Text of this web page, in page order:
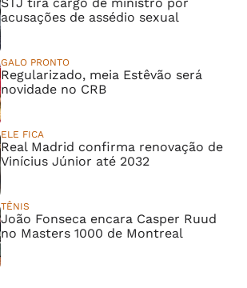
acusações de assédio sexual
GALO PRONTO
Regularizado, meia Estêvão será
novidade no CRB
ELE FICA
Real Madrid confirma renovação de
Vinícius Júnior até 2032
TÊNIS
João Fonseca encara Casper Ruud
no Masters 1000 de Montreal